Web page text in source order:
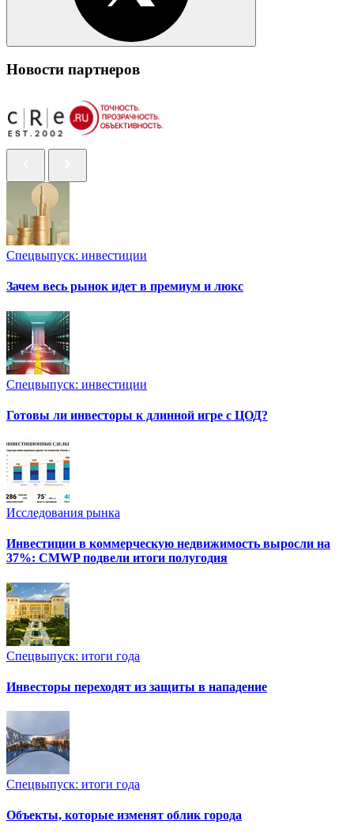
Новости партнеров
Спецвыпуск: инвестиции
Зачем весь рынок идет в премиум и люкс
Спецвыпуск: инвестиции
Готовы ли инвесторы к длинной игре с ЦОД?
Исследования рынка
Инвестиции в коммерческую недвижимость выросли на
37%: CMWP подвели итоги полугодия
Спецвыпуск: итоги года
Инвесторы переходят из защиты в нападение
Спецвыпуск: итоги года
Объекты, которые изменят облик города